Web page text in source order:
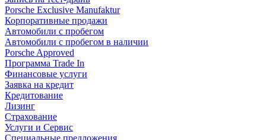
Porsche Exclusive Manufaktur
Корпоративные продажи
Автомобили с пробегом
Автомобили с пробегом в наличии
Porsche Approved
Программа Trade In
Финансовые услуги
Заявка на кредит
Кредитование
Лизинг
Страхование
Услуги и Сервис
Специальные предложения